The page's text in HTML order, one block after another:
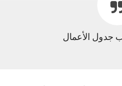
جدول الأعمال